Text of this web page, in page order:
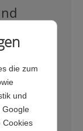
die zum
und
Google
Cookies